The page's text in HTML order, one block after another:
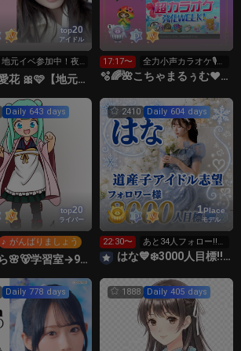
top20
アイドル
地元イベ参加中！夜
枠は妹も来ます✨️
姫宮愛花 🎀🩷【地元イベ】
17:17〜
全力小声カラオケ🎙️1
wで333曲目標✨️🎶
🫧🌈🌺こちゃまるぅむ❤☀️🪕育児中️🪄7周年🫧
top20
ライバー
Daily 643 days
♪ がんばりましょう
さくら🌸🐻学習室→9日までサインイベ🩷
1Place
モデル
2410 Daily 604 days
22:30〜
あと34人フォロー‼️す
っぴん🙇‍♀️
はな💙❄️3000人目標‼️TGC1位😭道産子アイドル志望
Daily 778 days 1888 Daily 405 days